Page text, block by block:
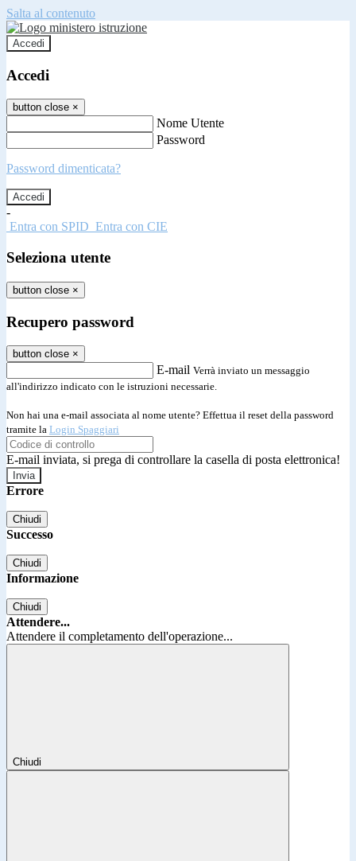
Salta al contenuto
Accedi
Accedi
button close ×
Nome Utente
Password
Password dimenticata?
-
Entra con SPID Entra con CIE
Seleziona utente
button close ×
Recupero password
button close ×
E-mail Verrà inviato un messaggio
all'indirizzo indicato con le istruzioni necessarie.
Non hai una e-mail associata al nome utente? Effettua il reset della password
tramite la Login Spaggiari
E-mail inviata, si prega di controllare la casella di posta elettronica!
Errore
Chiudi
Successo
Chiudi
Informazione
Chiudi
Attendere...
Attendere il completamento dell'operazione...
Chiudi